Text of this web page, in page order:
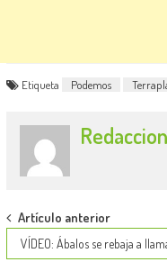
Etiqueta Podemos
Redaccion
Post
navigation
Artículo anterior
VÍDEO: Ábalos se rebaja a